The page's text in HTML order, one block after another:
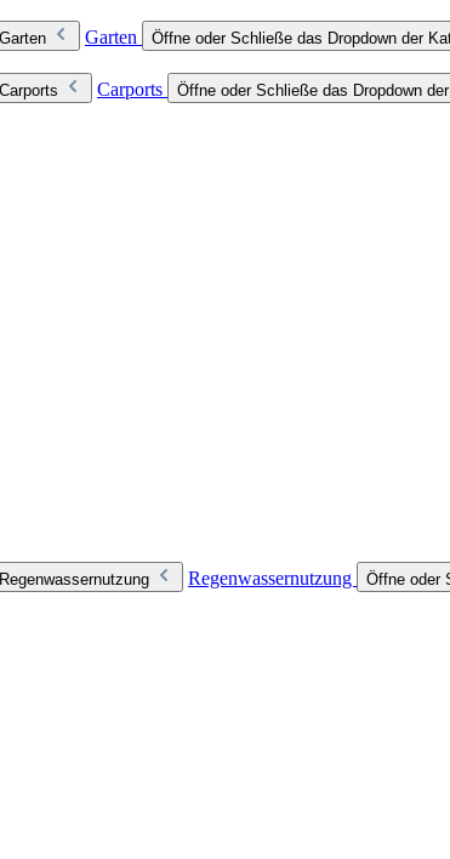
Garten Öffne oder Schließe das Dropdown der
Carports Öffne oder Schließe das Dropdown
Regenwassernutzung Öffne oder